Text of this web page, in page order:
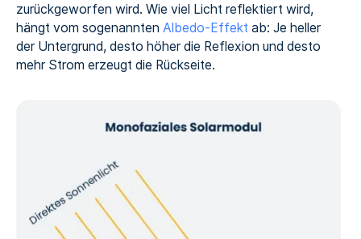
zurückgeworfen wird. Wie viel Licht reflektiert wird,
hängt vom sogenannten Albedo-Effekt ab: Je heller
der Untergrund, desto höher die Reflexion und desto
mehr Strom erzeugt die Rückseite.